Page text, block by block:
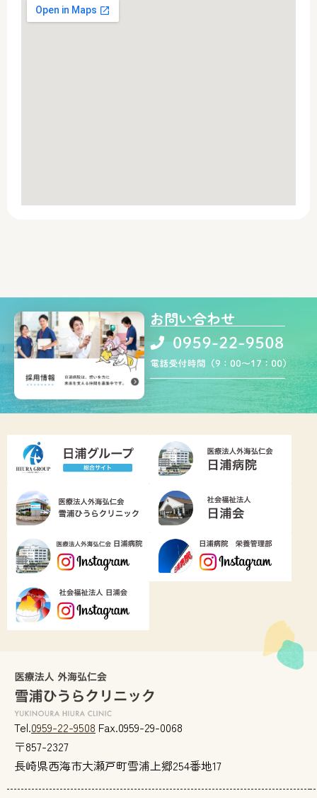
お問い合わせ
Tel.0959-22-9508 Fax.0959-29-0068
〒857-2327
長崎県西海市大瀬戸町雪浦上郷254番地17